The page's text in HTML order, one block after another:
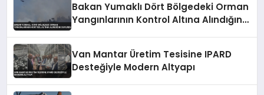
Bakan Yumaklı Dört Bölgedeki Orman
Yangınlarının Kontrol Altına Alındığını
Van Mantar Üretim Tesisine IPARD
Desteğiyle Modern Altyapı